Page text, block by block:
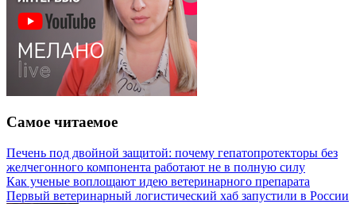
Самое читаемое
Печень под двойной защитой: почему гепатопротекторы без
желчегонного компонента работают не в полную силу
Как ученые воплощают идею ветеринарного препарата
Первый ветеринарный логистический хаб запустили в России